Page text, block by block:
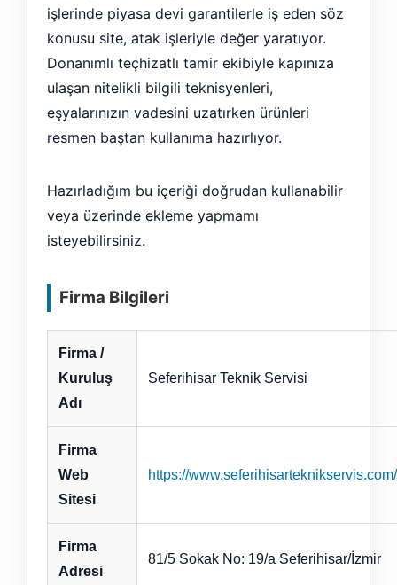
işlerinde piyasa devi garantilerle iş eden söz
konusu site, atak işleriyle değer yaratıyor.
Donanımlı teçhizatlı tamir ekibiyle kapınıza
ulaşan nitelikli bilgili teknisyenleri,
eşyalarınızın vadesini uzatırken ürünleri
resmen baştan kullanıma hazırlıyor.
Hazırladığım bu içeriği doğrudan kullanabilir
veya üzerinde ekleme yapmamı
isteyebilirsiniz.
Firma Bilgileri
Firma /
Kuruluş
Adı
Seferihisar Teknik Servisi
Firma
Web
Sitesi
https://www.seferihisarteknikservis.com/
Firma
Adresi
81/5 Sokak No: 19/a Seferihisar/İzmir